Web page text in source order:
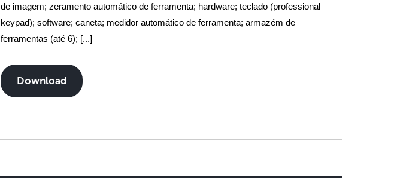
de imagem; zeramento automático de ferramenta; hardware; teclado (professional
keypad); software; caneta; medidor automático de ferramenta; armazém de
ferramentas (até 6); [...]
Download